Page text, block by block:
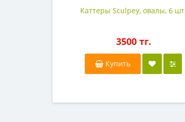
Каттеры Sculpey, овалы, 6
3500 тг.
Купить